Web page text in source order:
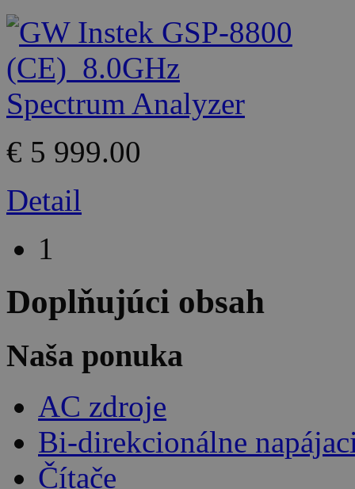
€ 5 999.00
Detail
1
Doplňujúci obsah
Naša ponuka
AC zdroje
Bi-direkcionálne
Čítače